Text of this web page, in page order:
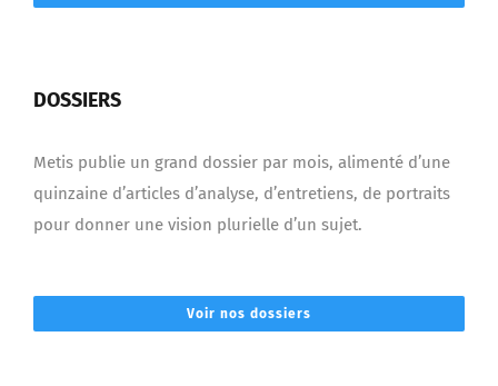
DOSSIERS
Metis publie un grand dossier par mois, alimenté d’une
quinzaine d’articles d’analyse, d’entretiens, de portraits
pour donner une vision plurielle d’un sujet.
Voir nos dossiers